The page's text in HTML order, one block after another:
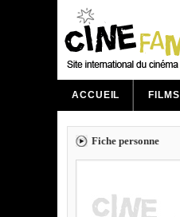
ACCUEIL FILMS
Fiche personne